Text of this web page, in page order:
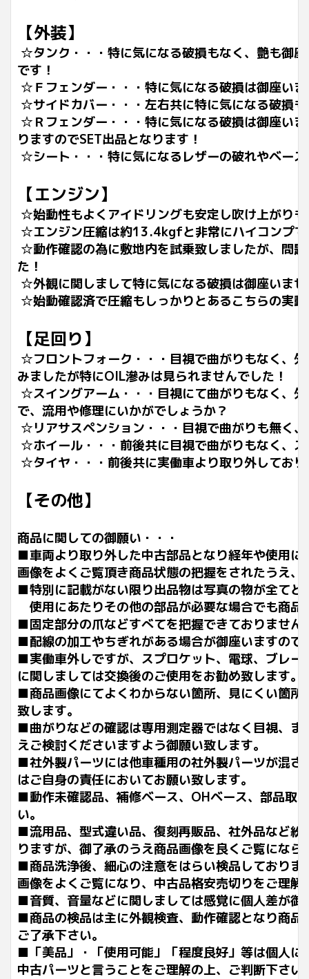
【外装】
☆タンク・・・特に気になる破損もなく、艶も御
です！
☆Ｆフェンダー・・・特に気になる破損は御座い
☆サイドカバー・・・左右共に特に気になる破損
☆Ｒフェンダー・・・特に気になる破損は御座い
りますのでSET出品となります！
☆シート・・・特に気になるレザーの破れやベー
【エンジン】
☆始動性もよくアイドリングも安定し吹け上がり
☆エンジン圧縮は約13.4kgfと非常にハイコンプ
☆動作確認の為に敷地内を試乗致しましたが、問
た！
☆外観に関しまして特に気になる破損は御座いま
☆始動確認済で圧縮もしっかりとあるこちらの実
【足回り】
☆フロントフォーク・・・目視で曲がりもなく、
みましたが特にOIL滲みは見られませんでした！
☆スイングアーム・・・目視にて曲がりもなく、
で、流用や修理にいかがでしょうか？
☆リアサスペンション・・・目視で曲がりも無く
☆ホイール・・・前後共に目視で曲がりもなく、
☆タイヤ・・・前後共に実働車より取り外してお
【その他】
商品に関しての御願い・・・
■車両より取り外した中古部品となり経年や使用
画像をよくご覧頂き商品状態の把握をされたうえ
■特別に記載がない限り出品物は写真の物が全てと
使用にあたりその他の部品が必要な場合でも商
■固定部分の爪などすべてを把握できておりませ
■配線の加工やちぎれがある場合が御座いますの
■実働車外しですが、スプロケット、電球、ブレ
に関しましては交換後のご使用をお勧め致します。
■商品画像にてよくわからない箇所、見にくい箇
致します。
■曲がりなどの確認は専用測定器ではなく目視、
えご検討くださいますよう御願い致します。
■社外製パーツには他車種用の社外製パーツが混
はご自身の責任においてお願い致します。
■動作未確認品、補修ベース、OHベース、部品取
い。
■流用品、型式違い品、復刻再販品、社外品など
りますが、御了承のうえ商品画像を良くご覧にな
■商品洗浄後、細心の注意をはらい検品しており
画像をよくご覧になり、中古品格安売切りをご理
■音質、音量などに関しましては感覚に個人差が
■商品の検品は主に外観検査、動作確認となり商
ご了承下さい。
■「美品」・「使用可能」「程度良好」等は個人
中古パーツと言うことをご理解の上、ご判断下さ